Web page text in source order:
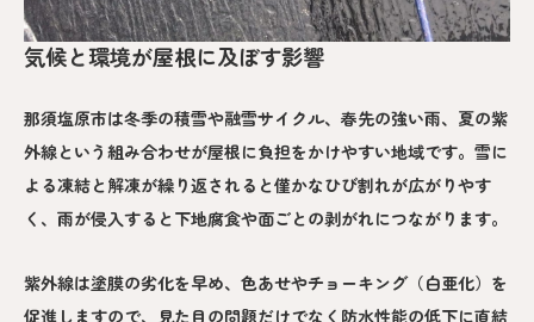
気候と環境が屋根に及ぼす影響
那須塩原市は冬季の積雪や融雪サイクル、春先の強い雨、夏の紫
外線という組み合わせが屋根に負担をかけやすい地域です。雪に
よる凍結と解凍が繰り返されると僅かなひび割れが広がりやす
く、雨が侵入すると下地腐食や面ごとの剥がれにつながります。
紫外線は塗膜の劣化を早め、色あせやチョーキング（白亜化）を
促進しますので、見た目の問題だけでなく防水性能の低下に直結